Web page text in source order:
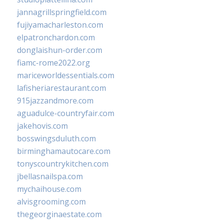
jannagrillspringfield.com
fujiyamacharleston.com
elpatronchardon.com
donglaishun-order.com
fiamc-rome2022.org
mariceworldessentials.com
lafisheriarestaurant.com
915jazzandmore.com
aguadulce-countryfair.com
jakehovis.com
bosswingsduluth.com
birminghamautocare.com
tonyscountrykitchen.com
jbellasnailspa.com
mychaihouse.com
alvisgrooming.com
thegeorginaestate.com